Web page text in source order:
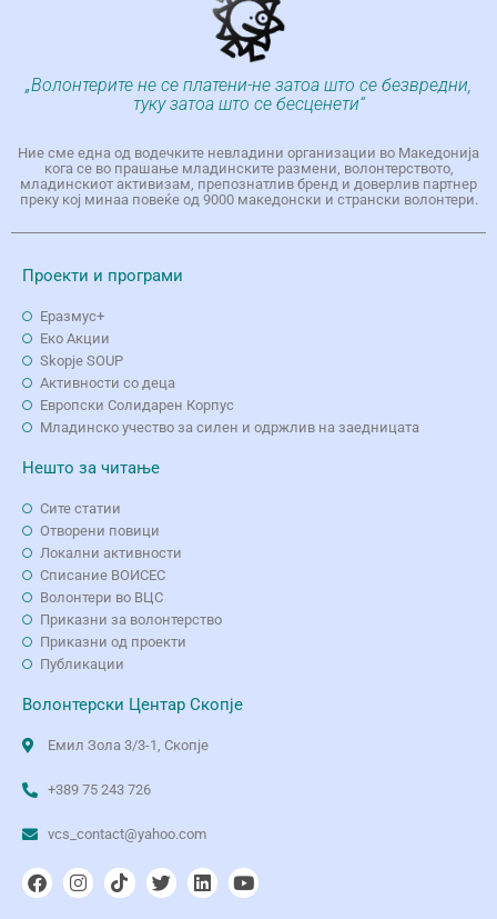
„Волонтерите не се платени-не затоа што се безвредни,
туку затоа што се бесценети“
Ние сме една од водечките невладини организации во Македонија
кога се во прашање младинските размени, волонтерството,
младинскиот активизам, препознатлив бренд и доверлив партнер
преку кој минаа повеќе од 9000 македонски и странски волонтери.
Проекти и програми
Еразмус+
Еко Aкции
Skopje SOUP
Активности со деца
Европски Солидарен Корпус
Младинско учество за силен и одржлив на заедницата
Нешто за читање
Сите статии
Отворени повици
Локални активности
Списание ВОИСЕС
Волонтери во ВЦС
Приказни за волонтерство
Приказни од проекти
Публикации
Волонтерски Центар Скопје
Емил Зола 3/3-1, Скопје
+389 75 243 726
vcs_contact@yahoo.com